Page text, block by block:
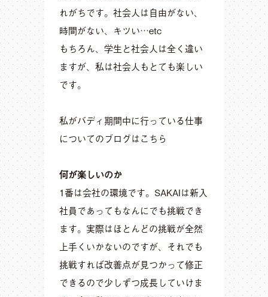
れがちです。社会人は自由がない、
時間がない、キツい…etc
もちろん、学生と社会人は全く違い
ますが、私は社会人もとても楽しい
です。
私がバディ期間中に行っている仕事
についてのブログはこちら
何が楽しいのか
1番は会社の環境です。SAKAIは新入
社員であってもなんにでも挑戦でき
ます。実際はほとんどの挑戦が全然
上手くいかないのですが、それでも
挑戦すれば改善点が見つかって修正
できるので少しずつ成長していけま